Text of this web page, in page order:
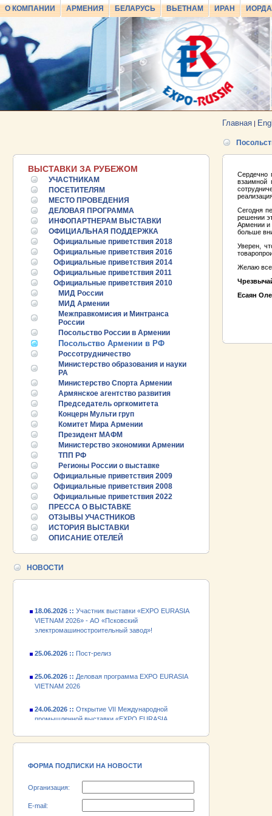
О КОМПАНИИ АРМЕНИЯ БЕЛАРУСЬ ВЬЕТНАМ ИРАН
Главная |
ВЫСТАВКИ ЗА РУБЕЖОМ
УЧАСТНИКАМ
ПОСЕТИТЕЛЯМ
МЕСТО ПРОВЕДЕНИЯ
ДЕЛОВАЯ ПРОГРАММА
ИНФОПАРТНЕРАМ ВЫСТАВКИ
ОФИЦИАЛЬНАЯ ПОДДЕРЖКА
Официальные приветствия 2018
Официальные приветствия 2016
Официальные приветствия 2014
Официальные приветствия 2011
Официальные приветствия 2010
МИД России
МИД Армении
Межправкомисия и Минтранса
России
Посольство России в Армении
Посольство Армении в РФ
Россотрудничество
Министерство образования и науки
РА
Министерство Спорта Армении
Армянское агентство развития
Председатель оргкомитета
Концерн Мульти груп
Комитет Мира Армении
Президент МАФМ
Министерство экономики Армении
ТПП РФ
Регионы России о выставке
Официальные приветствия 2009
Официальные приветствия 2008
Официальные приветствия 2022
ПРЕССА О ВЫСТАВКЕ
ОТЗЫВЫ УЧАСТНИКОВ
ИСТОРИЯ ВЫСТАВКИ
ОПИСАНИЕ ОТЕЛЕЙ
НОВОСТИ
25.06.2026 ::Пост-релиз
25.06.2026 ::Деловая программа EXPO EURASIA
VIETNAM 2026
24.06.2026 ::Открытие VII Международной
промышленной выставки «EXPO EURASIA
VIETNAM 2026» - АО «Псковский
электромашиностроительный завод»!
VIETNAM 2026
промышленной выставки «EXPO EURASIA
VIETNAM 2026»
ФОРМА ПОДПИСКИ НА НОВОСТИ
Организация:
E-mail:
Сердечно
взаимной
Сегодня
решении
Армении и
больше
Уверен,
Желаю
Есаян